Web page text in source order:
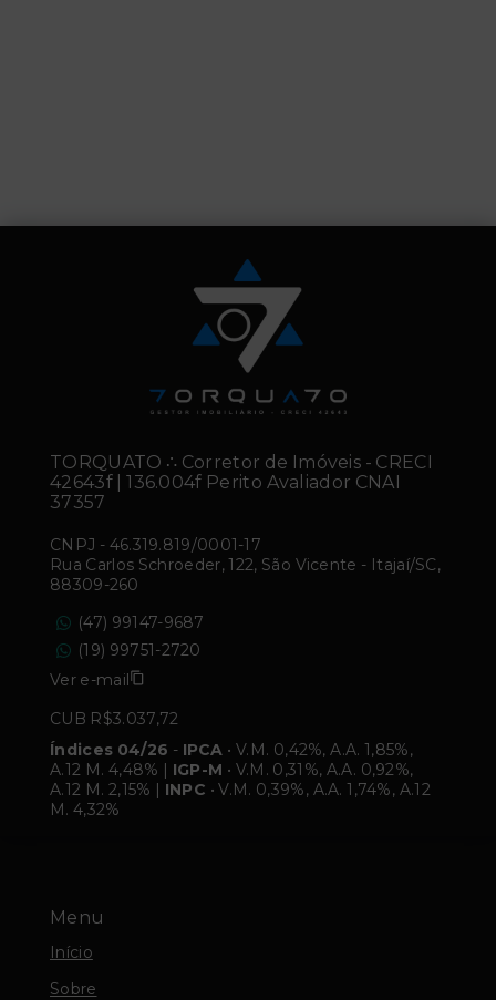
Menu
Início
Sobre
TORQUATO ∴ Corretor de Imóveis - CRECI
42643f | 136.004f Perito Avaliador CNAI
37357
CNPJ - 46.319.819/0001-17
Rua Carlos Schroeder, 122, São Vicente - Itajaí/SC,
88309-260
(47) 99147-9687
(19) 99751-2720
Ver e-mail
CUB R$3.037,72
Índices 04/26 - IPCA • V.M. 0,42%, A.A. 1,85%,
A.12 M. 4,48% | IGP-M • V.M. 0,31%, A.A. 0,92%,
A.12 M. 2,15% | INPC • V.M. 0,39%, A.A. 1,74%, A.12
M. 4,32%